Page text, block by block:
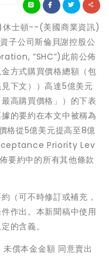
休士頓--(美國商業資訊)
子公司斯倫貝謝控股公
“SHC”)此前公佈
方式購買價格總額（包
下文））高達5億美元
高購買價格」）的下表
的要約在本文中被稱為
格從5億美元提高至8億
Priority Lev
要約中的所有其他條款
（可不時修訂或補充，
作出。本新聞稿中使用
的含義。
償本金金額 同意賣出